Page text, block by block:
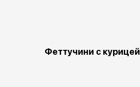
Феттучини с курицей